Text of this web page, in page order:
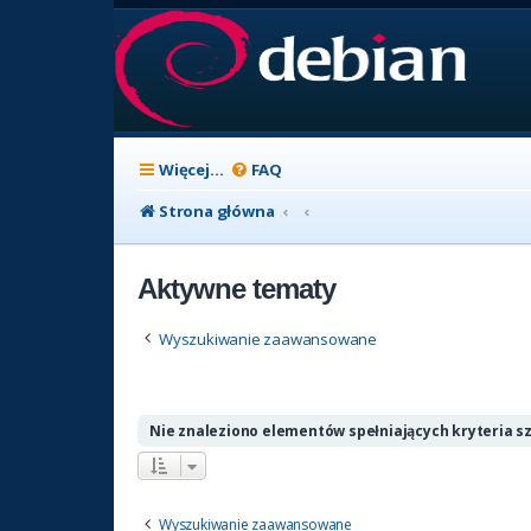
Więcej… FAQ
Strona główna
Aktywne tematy
Wyszukiwanie zaawansowane
Nie znaleziono elementów spełniających kryteria
Wyszukiwanie zaawansowane